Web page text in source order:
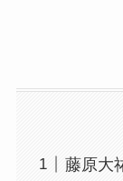
藤原大